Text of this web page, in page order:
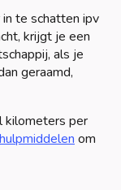
te schatten ipv
krijgt je een
als je
geraamd,
kilometers per
hulpmiddelen om